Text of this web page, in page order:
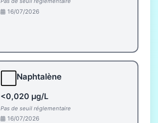
16/07/2026
Naphtalène
<0,020 µg/L
Pas de seuil réglementaire
16/07/2026